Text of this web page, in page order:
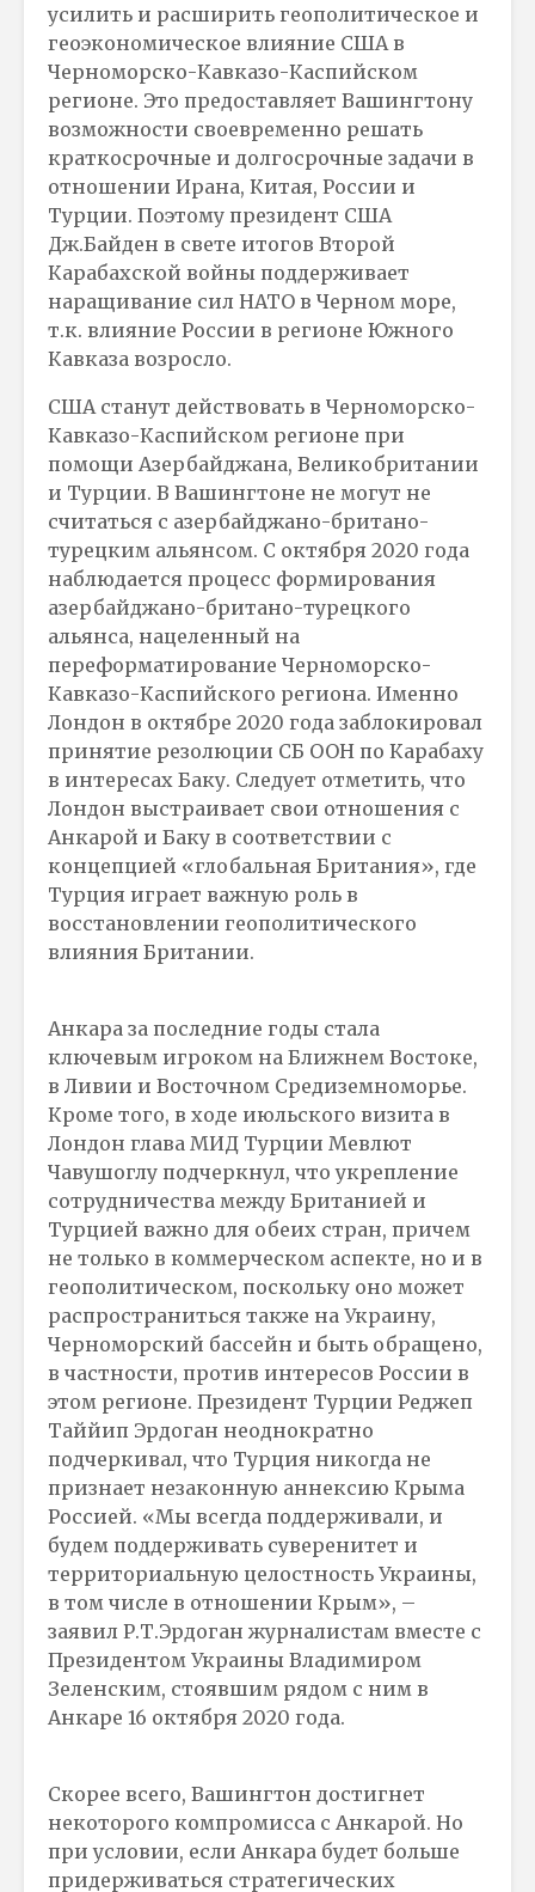
усилить и расширить геополитическое и
геоэкономическое влияние США в
Черноморско-Кавказо-Каспийском
регионе. Это предоставляет Вашингтону
возможности своевременно решать
краткосрочные и долгосрочные задачи в
отношении Ирана, Китая, России и
Турции. Поэтому президент США
Дж.Байден в свете итогов Второй
Карабахской войны поддерживает
наращивание сил НАТО в Черном море,
т.к. влияние России в регионе Южного
Кавказа возросло.
США станут действовать в Черноморско-
Кавказо-Каспийском регионе при
помощи Азербайджана, Великобритании
и Турции. В Вашингтоне не могут не
считаться с азербайджано-британо-
турецким альянсом. С октября 2020 года
наблюдается процесс формирования
азербайджано-британо-турецкого
альянса, нацеленный на
переформатирование Черноморско-
Кавказо-Каспийского региона. Именно
Лондон в октябре 2020 года заблокировал
принятие резолюции СБ ООН по Карабаху
в интересах Баку. Следует отметить, что
Лондон выстраивает свои отношения с
Анкарой и Баку в соответствии с
концепцией «глобальная Британия», где
Турция играет важную роль в
восстановлении геополитического
влияния Британии.
Анкара за последние годы стала
ключевым игроком на Ближнем Востоке,
в Ливии и Восточном Средиземноморье.
Кроме того, в ходе июльского визита в
Лондон глава МИД Турции Мевлют
Чавушоглу подчеркнул, что укрепление
сотрудничества между Британией и
Турцией важно для обеих стран, причем
не только в коммерческом аспекте, но и в
геополитическом, поскольку оно может
распространиться также на Украину,
Черноморский бассейн и быть обращено,
в частности, против интересов России в
этом регионе. Президент Турции Реджеп
Таййип Эрдоган неоднократно
подчеркивал, что Турция никогда не
признает незаконную аннексию Крыма
Россией. «Мы всегда поддерживали, и
будем поддерживать суверенитет и
территориальную целостность Украины,
в том числе в отношении Крым», –
заявил Р.Т.Эрдоган журналистам вместе с
Президентом Украины Владимиром
Зеленским, стоявшим рядом с ним в
Анкаре 16 октября 2020 года.
Скорее всего, Вашингтон достигнет
некоторого компромисса с Анкарой. Но
при условии, если Анкара будет больше
придерживаться стратегических